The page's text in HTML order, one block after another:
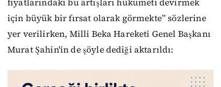
fiyatlarındaki bu artışları hükümeti devirmek
için büyük bir fırsat olarak görmekte” sözlerine
yer verilirken, Milli Beka Hareketi Genel Başkanı
Murat Şahin'in de şöyle dediği aktarıldı: